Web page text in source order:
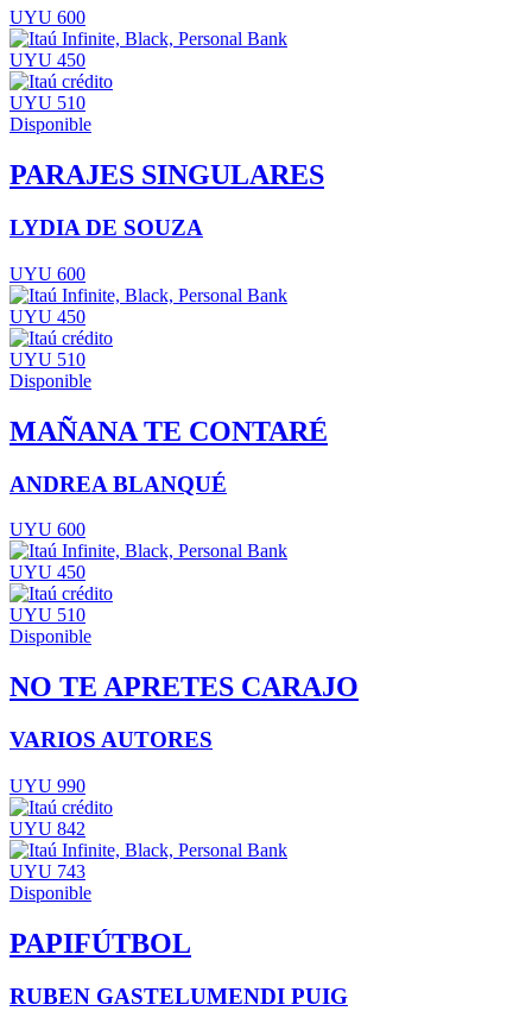
UYU 600
UYU 450
UYU 510
Disponible
PARAJES SINGULARES
LYDIA DE SOUZA
UYU 600
UYU 450
UYU 510
Disponible
MAÑANA TE CONTARÉ
ANDREA BLANQUÉ
UYU 600
UYU 450
UYU 510
Disponible
NO TE APRETES CARAJO
VARIOS AUTORES
UYU 990
UYU 842
UYU 743
Disponible
PAPIFÚTBOL
RUBEN GASTELUMENDI PUIG